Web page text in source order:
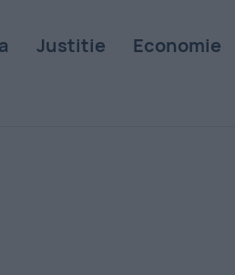
Justitie Economie